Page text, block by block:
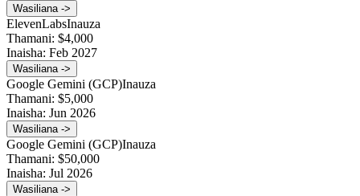
Wasiliana ->
ElevenLabsInauza
Thamani: $4,000
Inaisha: Feb 2027
Wasiliana ->
Google Gemini (GCP)Inauza
Thamani: $5,000
Inaisha: Jun 2026
Wasiliana ->
Google Gemini (GCP)Inauza
Thamani: $50,000
Inaisha: Jul 2026
Wasiliana ->